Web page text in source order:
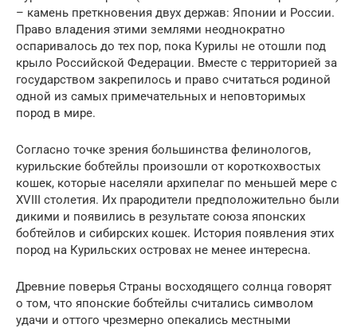
– камень преткновения двух держав: Японии и России.
Право владения этими землями неоднократно
оспаривалось до тех пор, пока Курилы не отошли под
крыло Российской Федерации. Вместе с территорией за
государством закрепилось и право считаться родиной
одной из самых примечательных и неповторимых
пород в мире.
Согласно точке зрения большинства фелинологов,
курильские бобтейлы произошли от короткохвостых
кошек, которые населяли архипелаг по меньшей мере с
XVIII столетия. Их прародители предположительно были
дикими и появились в результате союза японских
бобтейлов и сибирских кошек. История появления этих
пород на Курильских островах не менее интересна.
Древние поверья Страны восходящего солнца говорят
о том, что японские бобтейлы считались символом
удачи и оттого чрезмерно опекались местными